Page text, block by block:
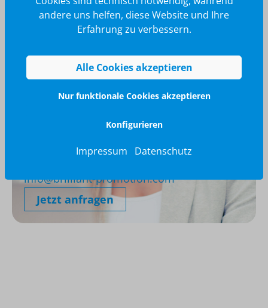
040 / 570 18 25 70
info@brilliant-promotion.com
Jetzt anfragen
andere uns helfen, diese Website und Ihre
Erfahrung zu verbessern.
Alle Cookies akzeptieren
Nur funktionale Cookies akzeptieren
Konfigurieren
Impressum Datenschutz